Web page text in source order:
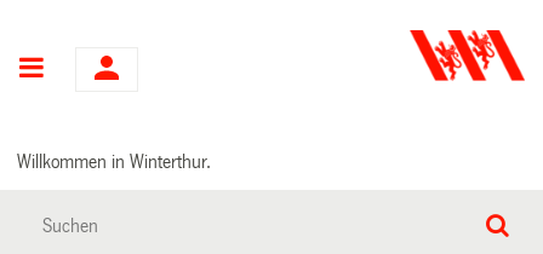
Hauptnavigation
Willkommen in Winterthur.